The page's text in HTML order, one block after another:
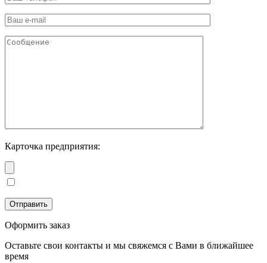
Карточка предприятия:
Оформить заказ
Оставьте свои контакты и мы свяжемся с Вами в ближайшее
время